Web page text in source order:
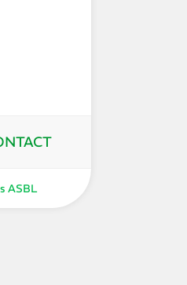
ASBL